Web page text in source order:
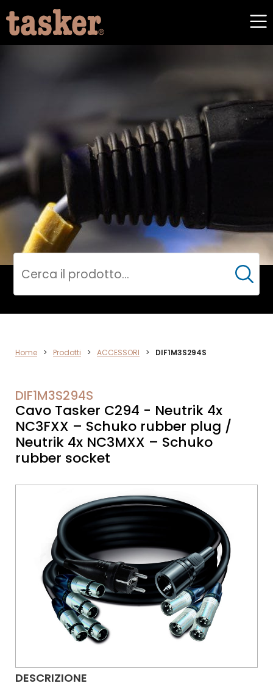
ACCESSORI
Cerca
Home > Prodotti > ACCESSORI > DIF1M3S294S
DIF1M3S294S
Cavo Tasker C294 - Neutrik 4x
NC3FXX – Schuko rubber plug /
Neutrik 4x NC3MXX – Schuko
rubber socket
DESCRIZIONE